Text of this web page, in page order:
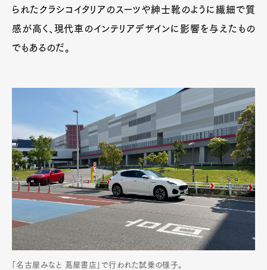
られたクラシコイタリアのスーツや紳士靴のように繊細で質
感が高く、現代車のインテリアデザインに影響を与えたもの
でもあるのだ。
「名古屋みなと 蔦屋書店」で行われた試乗の様子。